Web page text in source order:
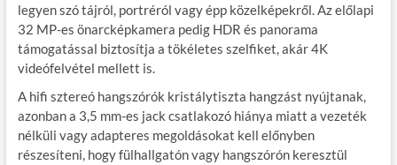
legyen szó tájról, portréról vagy épp közelképekről. Az előlapi
32 MP-es önarcképkamera pedig HDR és panorama
támogatással biztosítja a tökéletes szelfiket, akár 4K
videófelvétel mellett is.
A hifi sztereó hangszórók kristálytiszta hangzást nyújtanak,
azonban a 3,5 mm-es jack csatlakozó hiánya miatt a vezeték
nélküli vagy adapteres megoldásokat kell előnyben
részesíteni, hogy fülhallgatón vagy hangszórón keresztül